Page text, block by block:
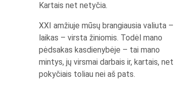
Kartais net netyčia.
XXI amžiuje mūsų brangiausia valiuta –
laikas – virsta žiniomis. Todėl mano
pėdsakas kasdienybėje – tai mano
mintys, jų virsmai darbais ir, kartais, net
pokyčiais toliau nei aš pats.